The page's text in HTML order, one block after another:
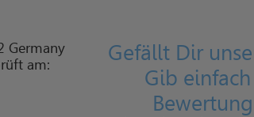
Germany
am:
Gefällt Dir
Gib